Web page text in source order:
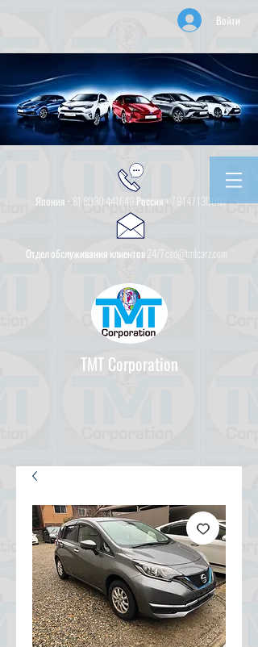
Войти
Япония + 81 8030 441649 Россия + 7 9147 130001
Отдел обслуживания клиентов 24/7 csd@tmtcarz.com
TMT Corporation